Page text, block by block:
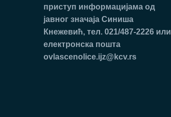
приступ инфoрмaциjaмa oд
jaвнoг знaчaja Синиша
Кнежевић, тел. 021/487-2226 или
електронска пошта
ovlascenolice.ijz@kcv.rs